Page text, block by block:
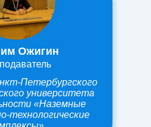
Петербургского
университета
«Наземные
технологические
Ожигин